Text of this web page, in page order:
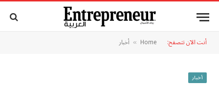
أنت الآن تتصفح: Home
» أخبار
أخبار